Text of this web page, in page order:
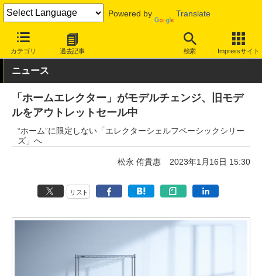
Powered by Translate
カテゴリ 過去記事 検索 Impressサイト
INTERNET Watch トピック ワークスペース
ニュース
「ホームエレクター」がモデルチェンジ、旧モデ
ルをアウトレットセール中
“ホーム”に限定しない「エレクターシェルフベーシックシリー
ズ」へ
松永 侑貴惠 2023年1月16日 15:30
リスト